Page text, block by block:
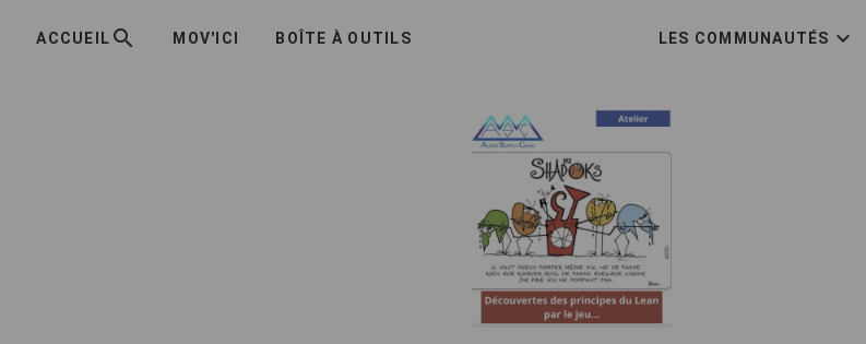
ACCUEIL MOV'ICI BOÎTE À OUTILS LES COMMUNAUTÉS